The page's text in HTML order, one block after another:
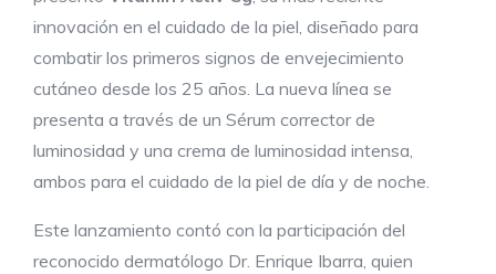
innovación en el cuidado de la piel, diseñado para
combatir los primeros signos de envejecimiento
cutáneo desde los 25 años. La nueva línea se
presenta a través de un Sérum corrector de
luminosidad y una crema de luminosidad intensa,
ambos para el cuidado de la piel de día y de noche.
Este lanzamiento contó con la participación del
reconocido dermatólogo Dr. Enrique Ibarra, quien